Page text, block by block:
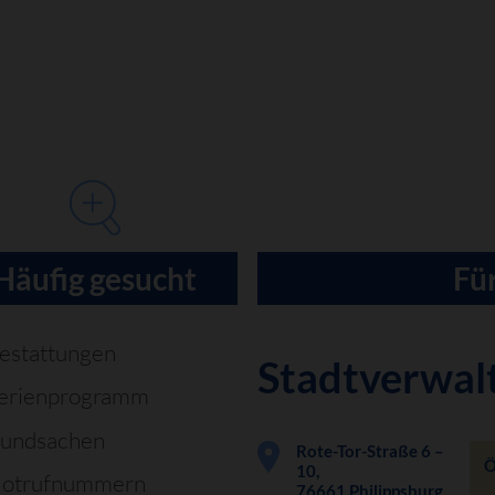
gesucht
Rote-Tor-Straße 6 –
10,
76661 Philippsburg